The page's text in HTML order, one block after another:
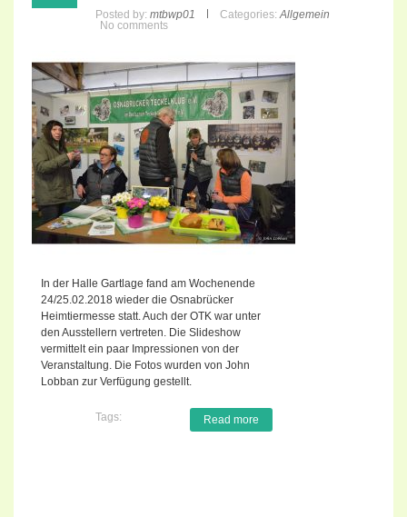
Posted by: mtbwp01 Categories: Allgemein
No comments
In der Halle Gartlage fand am Wochenende
24/25.02.2018 wieder die Osnabrücker
Heimtiermesse statt. Auch der OTK war unter
den Ausstellern vertreten. Die Slideshow
vermittelt ein paar Impressionen von der
Veranstaltung. Die Fotos wurden von John
Lobban zur Verfügung gestellt.
Read more
Tags: